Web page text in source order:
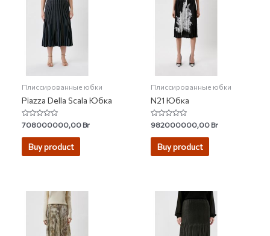
Плиссированные юбки
Piazza Della Scala Юбка
Rated
0
out
708000000,00Br
Buy product
Плиссированные юбки
N21 Юбка
Rated
0
out
982000000,00Br
Buy product